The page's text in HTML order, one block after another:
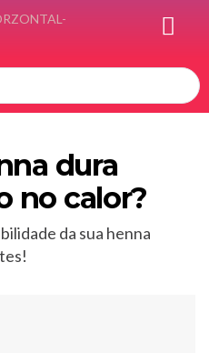
dura
no calor?
da sua henna